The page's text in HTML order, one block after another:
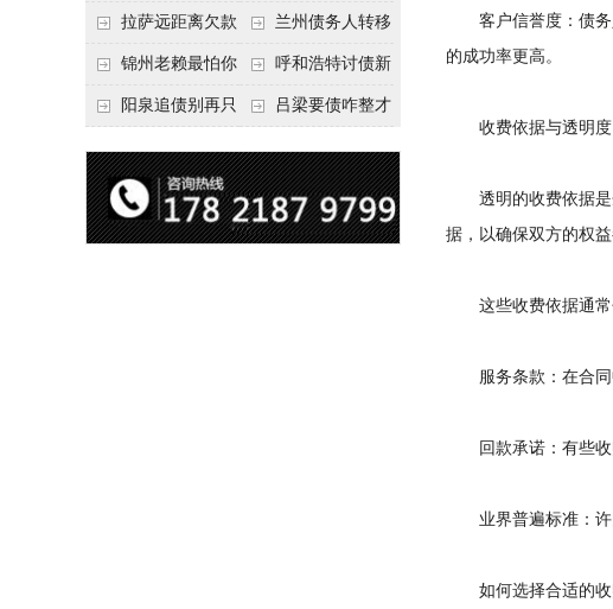
招选择！ 承担
搞定：2026年线上立
案追债全流程，足不
出户
债，2026年这2个本
地行业协会出面，比
法院传票快
拉萨远距离欠款
对方在牧区联系不
上，2026年委托当地
兰州债务人转移
财产后申请破产，20
26年破产程序里还能
锦州老赖最怕你
懂这1条，2026
罪”详解，能判刑
呼和浩特讨债新
招：2026年用“律师
成本低见效快
阳泉追债别再只
类隐形财产（公积
金、保单）也能执行
吕梁要债咋整才
调解渠道，比找公司
强
客户信誉度：债务
的成功率更高。
收费依据与透明度
透明的收费依据是
据，以确保双方的权益
这些收费依据通常
服务条款：在合同
回款承诺：有些收
业界普遍标准：许
如何选择合适的收